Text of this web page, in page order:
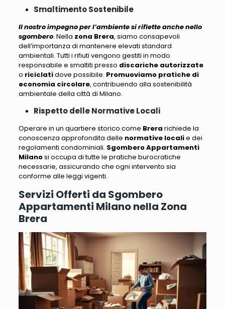
Smaltimento Sostenibile
Il nostro impegno per l’ambiente si riflette anche nello
sgombero. Nella zona Brera, siamo consapevoli
dell’importanza di mantenere elevati standard
ambientali. Tutti i rifiuti vengono gestiti in modo
responsabile e smaltiti presso discariche autorizzate
o riciclatidove possibile. Promuoviamo pratiche di
economia circolare, contribuendo alla sostenibilità
ambientale della città di Milano.
Rispetto delle Normative Locali
Operare in un quartiere storico come Brera richiede la
conoscenza approfondita delle normative localie dei
regolamenti condominiali. Sgombero Appartamenti
Milanosi occupa di tutte le pratiche burocratiche
necessarie, assicurando che ogni intervento sia
conforme alle leggi vigenti.
Servizi Offerti da Sgombero
Appartamenti Milano nella Zona
Brera